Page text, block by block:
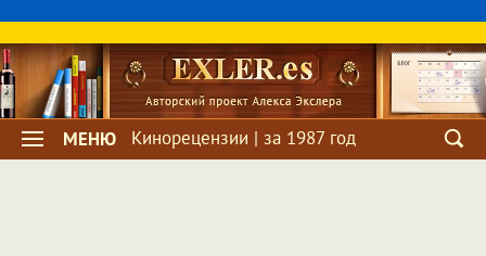
МЕНЮ Кинорецензии | за 1987 год